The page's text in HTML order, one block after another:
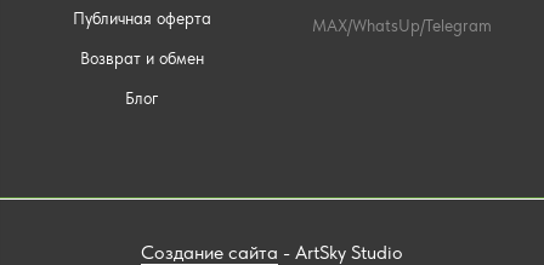
Публичная оферта
Возврат и обмен
Блог
MAX/WhatsUp/Telegram
Создание сайта - ArtSky Studio